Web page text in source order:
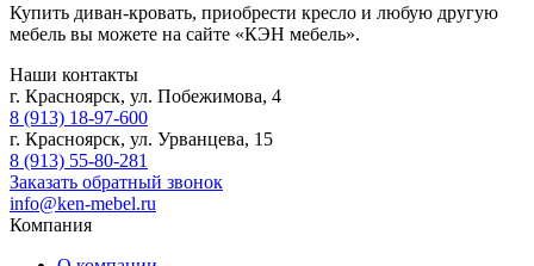
Купить диван-кровать, приобрести кресло и любую другую
мебель вы можете на сайте «КЭН мебель».
Наши контакты
г. Красноярск, ул. Побежимова, 4
8 (913) 18-97-600
г. Красноярск, ул. Урванцева, 15
8 (913) 55-80-281
Заказать обратный звонок
info@ken-mebel.ru
Компания